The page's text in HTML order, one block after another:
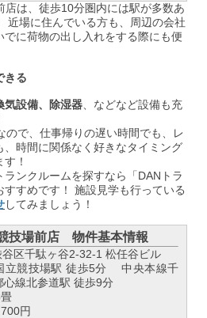
店は、徒歩10分圏内には駅が多数あ
近場に住んでいる方も、周辺の会社
に荷物の出し入れをする際にも便
きる
気設備、除湿器 、などなど設備も充
ので、仕事帰りの遅い時間でも、レ
、時間に関係なく好きなタイミング
！
ンクルームを探すなら「DANトラ
すめです！ 施設見学も行っている
してみましょう！
技場前店 物件基本情報
区千駄ヶ谷2‐32‐1 松任谷ビル
立競技場駅 徒歩5分 中央本線千
線北参道駅 徒歩9分
円